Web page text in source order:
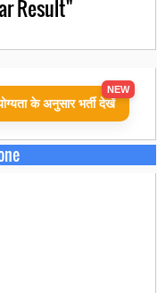
Result"
के अनुसार भर्ती देखें
NEW